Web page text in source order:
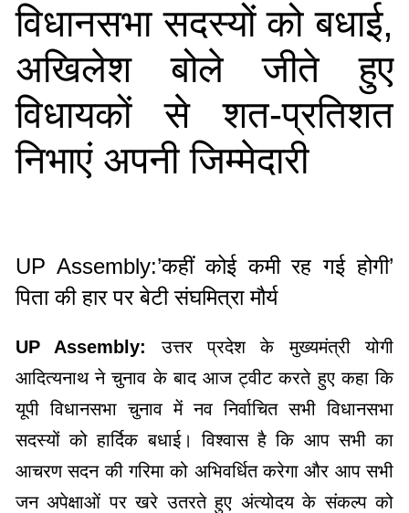
विधानसभा सदस्यों को बधाई,
अखिलेश बोले जीते हुए
विधायकों से शत-प्रतिशत
निभाएं अपनी जिम्मेदारी
UP Assembly:’कहीं कोई कमी रह गई होगी’
पिता की हार पर बेटी संघमित्रा मौर्य
UP Assembly:
उत्तर प्रदेश के मुख्यमंत्री योगी
आदित्यनाथ ने चुनाव के बाद आज ट्वीट करते हुए कहा कि
यूपी विधानसभा चुनाव में नव निर्वाचित सभी विधानसभा
सदस्यों को हार्दिक बधाई। विश्वास है कि आप सभी का
आचरण सदन की गरिमा को अभिवर्धित करेगा और आप सभी
जन अपेक्षाओं पर खरे उतरते हुए अंत्योदय के संकल्प को